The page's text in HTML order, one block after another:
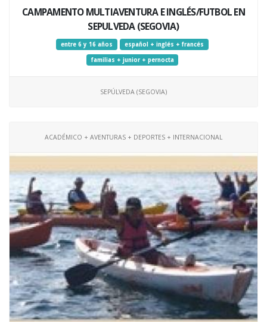
CAMPAMENTO MULTIAVENTURA E INGLÉS/FUTBOL EN
SEPULVEDA (SEGOVIA)
entre 6 y 16 años
español + inglés + francés
familias + junior + pernocta
SEPÚLVEDA (SEGOVIA)
ACADÉMICO + AVENTURAS + DEPORTES + INTERNACIONAL